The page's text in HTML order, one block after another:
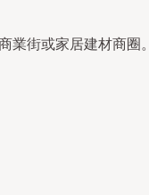
業街或家居建材商圈。